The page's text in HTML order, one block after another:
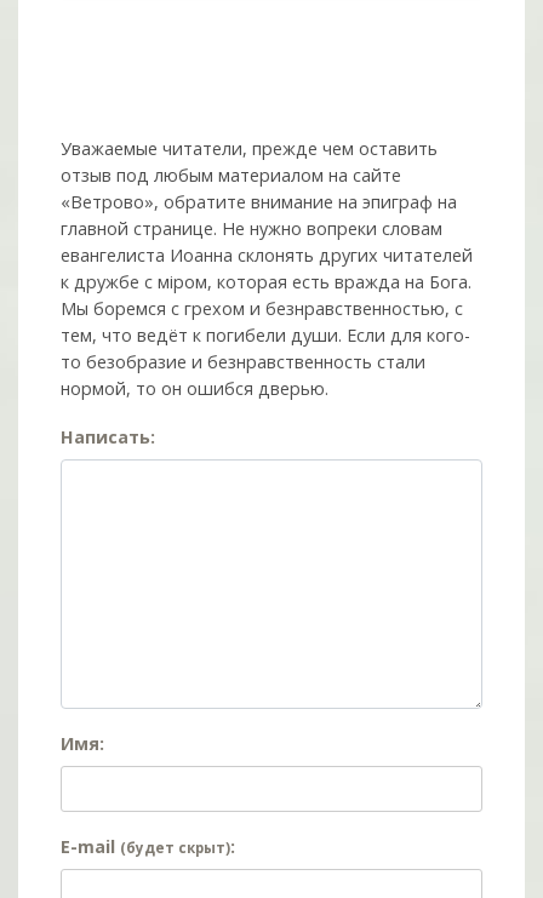
Уважаемые читатели, прежде чем оставить
отзыв под любым материалом на сайте
«Ветрово», обратите внимание на эпиграф на
главной странице. Не нужно вопреки словам
евангелиста Иоанна склонять других читателей
к дружбе с мiром, которая есть вражда на Бога.
Мы боремся с грехом и без­нрав­ствен­ностью, с
тем, что ведёт к погибели души. Если для кого-
то безобразие и безнравственность стали
нормой, то он ошибся дверью.
Написать:
Имя:
E-mail (будет скрыт):